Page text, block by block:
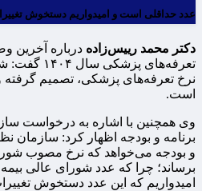
عدد حداقلی است و امیدواریم دستخوش
دکتر محمد رییس‌زاده درباره آخرین
تعرفه‌های
نرخ تعرفه‌های پزشکی، تصمیم
است.
وی همچنین با اشاره به درخواست
برنامه و بودجه اظهار کرد: سازمان
و بودجه می‌خواهد که نرخ مصوب
برساند؛ چرا که عدد شورای عالی
امیدواریم که این عدد دستخوش